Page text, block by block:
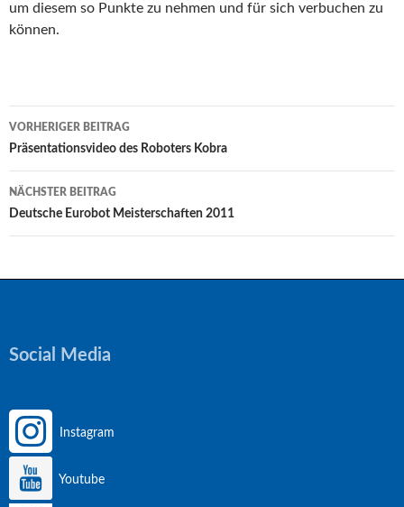
um diesem so Punkte zu nehmen und für sich verbuchen zu
können.
Beitragsnavigation
VORHERIGER BEITRAG
Präsentationsvideo des Roboters Kobra
NÄCHSTER BEITRAG
Deutsche Eurobot Meisterschaften 2011
Social Media
Instagram
Youtube